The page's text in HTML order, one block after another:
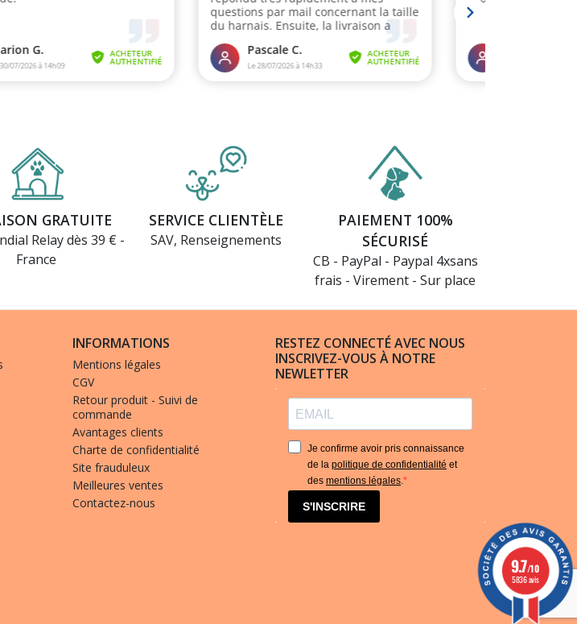
GRATUITE
Relay dès 39 € -
France
SERVICE CLIENTÈLE
SAV, Renseignements
PAIEMENT 100%
SÉCURISÉ
CB - PayPal - Paypal 4xsans
frais - Virement - Sur place
INFORMATIONS
Mentions légales
CGV
Retour produit - Suivi de
commande
Avantages clients
Charte de confidentialité
Site frauduleux
Meilleures ventes
Contactez-nous
RESTEZ CONNECTÉ AVEC NOUS
INSCRIVEZ-VOUS À NOTRE
NEWLETTER
Je confirme avoir pris connaissance
de la politique de confidentialité et
des mentions légales.
S'INSCRIRE
9.7/10
5836 avis